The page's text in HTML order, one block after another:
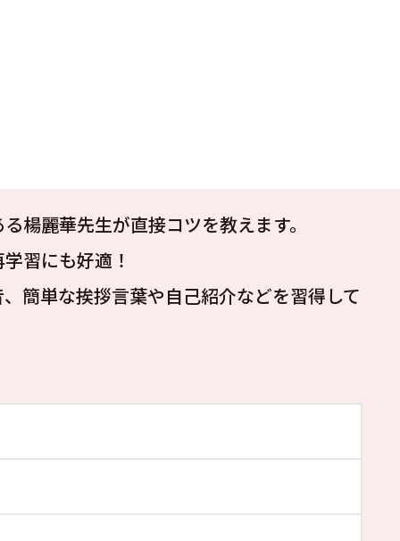
楊麗華先生が直接コツを教えます。
習にも好適！
簡単な挨拶言葉や自己紹介などを習得して